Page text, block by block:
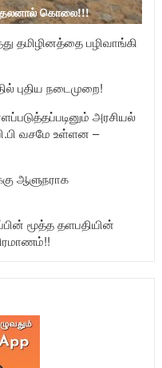
கொலை!!!
தமிழினத்தை பழிவாங்கி
புதிய நடைமுறை!
அரசியல்
வசமே உள்ளன –
ஆளுநராக
மூத்த தளபதியின்